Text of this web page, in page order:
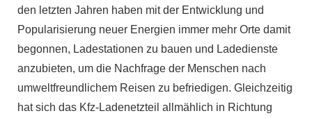
den letzten Jahren haben mit der Entwicklung und
Popularisierung neuer Energien immer mehr Orte damit
begonnen, Ladestationen zu bauen und Ladedienste
anzubieten, um die Nachfrage der Menschen nach
umweltfreundlichem Reisen zu befriedigen. Gleichzeitig
hat sich das Kfz-Ladenetzteil allmählich in Richtung